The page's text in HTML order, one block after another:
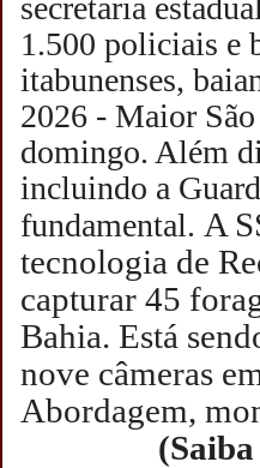
secretaria
1.500 policiais e
itabunenses,
2026 - Maior
domingo. Além
incluindo a
fundamental. A
tecnologia de
capturar 45
Bahia. Está
nove câmeras
Abordagem,